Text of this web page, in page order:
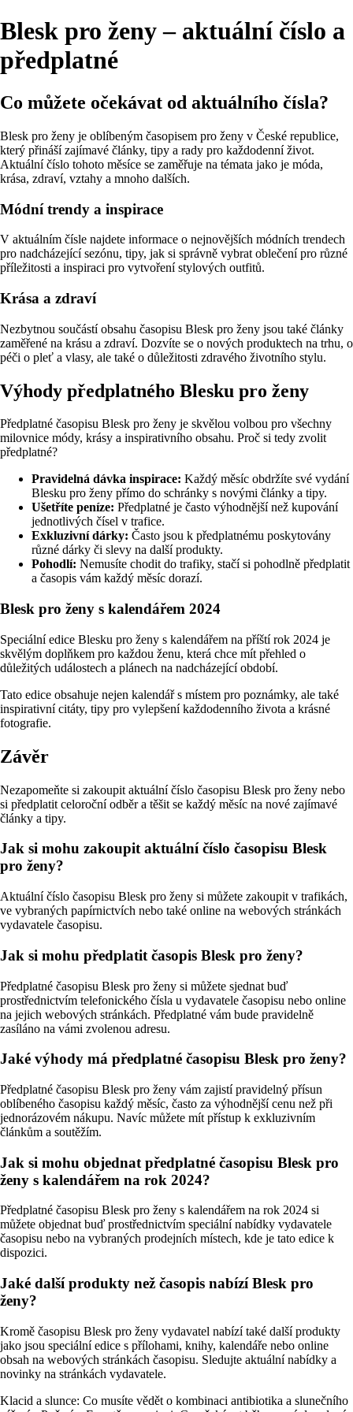
Blesk pro ženy – aktuální číslo a
předplatné
Co můžete očekávat od aktuálního čísla?
Blesk pro ženy je oblíbeným časopisem pro ženy v České republice,
který přináší zajímavé články, tipy a rady pro každodenní život.
Aktuální číslo tohoto měsíce se zaměřuje na témata jako je móda,
krása, zdraví, vztahy a mnoho dalších.
Módní trendy a inspirace
V aktuálním čísle najdete informace o nejnovějších módních trendech
pro nadcházející sezónu, tipy, jak si správně vybrat oblečení pro různé
příležitosti a inspiraci pro vytvoření stylových outfitů.
Krása a zdraví
Nezbytnou součástí obsahu časopisu Blesk pro ženy jsou také články
zaměřené na krásu a zdraví. Dozvíte se o nových produktech na trhu, o
péči o pleť a vlasy, ale také o důležitosti zdravého životního stylu.
Výhody předplatného Blesku pro ženy
Předplatné časopisu Blesk pro ženy je skvělou volbou pro všechny
milovnice módy, krásy a inspirativního obsahu. Proč si tedy zvolit
předplatné?
Pravidelná dávka inspirace: Každý měsíc obdržíte své vydání
Blesku pro ženy přímo do schránky s novými články a tipy.
Ušetříte peníze: Předplatné je často výhodnější než kupování
jednotlivých čísel v trafice.
Exkluzivní dárky: Často jsou k předplatnému poskytovány
různé dárky či slevy na další produkty.
Pohodlí: Nemusíte chodit do trafiky, stačí si pohodlně předplatit
a časopis vám každý měsíc dorazí.
Blesk pro ženy s kalendářem 2024
Speciální edice Blesku pro ženy s kalendářem na příští rok 2024 je
skvělým doplňkem pro každou ženu, která chce mít přehled o
důležitých událostech a plánech na nadcházející období.
Tato edice obsahuje nejen kalendář s místem pro poznámky, ale také
inspirativní citáty, tipy pro vylepšení každodenního života a krásné
fotografie.
Závěr
Nezapomeňte si zakoupit aktuální číslo časopisu Blesk pro ženy nebo
si předplatit celoroční odběr a těšit se každý měsíc na nové zajímavé
články a tipy.
Jak si mohu zakoupit aktuální číslo časopisu Blesk
pro ženy?
Aktuální číslo časopisu Blesk pro ženy si můžete zakoupit v trafikách,
ve vybraných papírnictvích nebo také online na webových stránkách
vydavatele časopisu.
Jak si mohu předplatit časopis Blesk pro ženy?
Předplatné časopisu Blesk pro ženy si můžete sjednat buď
prostřednictvím telefonického čísla u vydavatele časopisu nebo online
na jejich webových stránkách. Předplatné vám bude pravidelně
zasíláno na vámi zvolenou adresu.
Jaké výhody má předplatné časopisu Blesk pro ženy?
Předplatné časopisu Blesk pro ženy vám zajistí pravidelný přísun
oblíbeného časopisu každý měsíc, často za výhodnější cenu než při
jednorázovém nákupu. Navíc můžete mít přístup k exkluzivním
článkům a soutěžím.
Jak si mohu objednat předplatné časopisu Blesk pro
ženy s kalendářem na rok 2024?
Předplatné časopisu Blesk pro ženy s kalendářem na rok 2024 si
můžete objednat buď prostřednictvím speciální nabídky vydavatele
časopisu nebo na vybraných prodejních místech, kde je tato edice k
dispozici.
Jaké další produkty než časopis nabízí Blesk pro
ženy?
Kromě časopisu Blesk pro ženy vydavatel nabízí také další produkty
jako jsou speciální edice s přílohami, knihy, kalendáře nebo online
obsah na webových stránkách časopisu. Sledujte aktuální nabídky a
novinky na stránkách vydavatele.
Klacid a slunce: Co musíte vědět o kombinaci antibiotika a slunečního